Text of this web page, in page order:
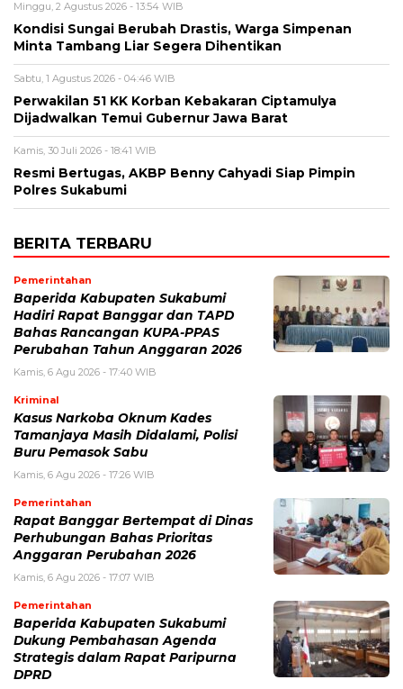
Minggu, 2 Agustus 2026 - 13:54 WIB
Kondisi Sungai Berubah Drastis, Warga Simpenan
Minta Tambang Liar Segera Dihentikan
Sabtu, 1 Agustus 2026 - 04:46 WIB
Perwakilan 51 KK Korban Kebakaran Ciptamulya
Dijadwalkan Temui Gubernur Jawa Barat
Kamis, 30 Juli 2026 - 18:41 WIB
Resmi Bertugas, AKBP Benny Cahyadi Siap Pimpin
Polres Sukabumi
BERITA TERBARU
Pemerintahan
Baperida Kabupaten Sukabumi
Hadiri Rapat Banggar dan TAPD
Bahas Rancangan KUPA-PPAS
Perubahan Tahun Anggaran 2026
Kamis, 6 Agu 2026 - 17:40 WIB
Kriminal
Kasus Narkoba Oknum Kades
Tamanjaya Masih Didalami, Polisi
Buru Pemasok Sabu
Kamis, 6 Agu 2026 - 17:26 WIB
Pemerintahan
Rapat Banggar Bertempat di Dinas
Perhubungan Bahas Prioritas
Anggaran Perubahan 2026
Kamis, 6 Agu 2026 - 17:07 WIB
Pemerintahan
Baperida Kabupaten Sukabumi
Dukung Pembahasan Agenda
Strategis dalam Rapat Paripurna
DPRD